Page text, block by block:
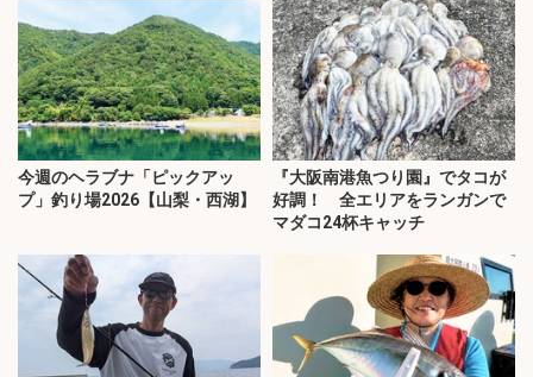
今週のヘラブナ「ピックアッ
プ」釣り場2026【山梨・西湖】
『大阪南港魚つり園』でタコが
好調！ 全エリアをランガンで
マダコ24杯キャッチ